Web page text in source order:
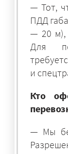
— Тот,
ПДД
— 20 м),
Для
и
Кто
— Мы